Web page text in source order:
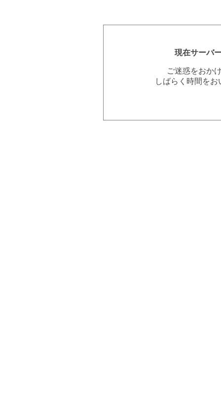
現在サーバ
ご迷惑をおか
しばらく時間を